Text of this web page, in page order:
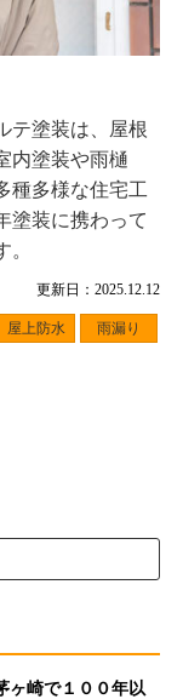
更新日：2025.12.12
屋上防水 雨漏り
テ塗装は、屋根
内塗装や雨樋
種多様な住宅工
塗装に携わって
ヶ崎で１００年以